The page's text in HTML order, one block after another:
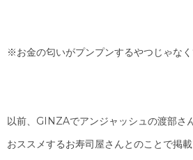
※お金の匂いがプンプンするやつじゃなく
以前、GINZAでアンジャッシュの渡部さ
おススメするお寿司屋さんとのことで掲載